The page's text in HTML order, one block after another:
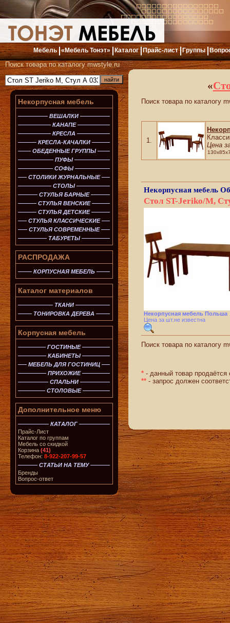
Мебель «Мебель Тонэт» Каталог Прайс-лист Группы
Поиск товара по каталогу mwstyle.ru
Некорпусная мебель
ВЕШАЛКИ
КАНАПЕ
КРЕСЛА
КРЕСЛА-КАЧАЛКИ
ОБЕДЕННЫЕ ГРУППЫ
ПУФЫ
СОФЫ
СТОЛИКИ ЖУРНАЛЬНЫЕ
СТОЛЫ
СТУЛЬЯ БАРНЫЕ
СТУЛЬЯ ВЕНСКИЕ
СТУЛЬЯ ДЕТСКИЕ
СТУЛЬЯ КЛАССИЧЕСКИЕ
СТУЛЬЯ СОВРЕМЕННЫЕ
ТАБУРЕТЫ
РАСПРОДАЖА
КОРПУСНАЯ МЕБЕЛЬ
Каталог материалов
ТКАНИ
ТОНИРОВКА ДЕРЕВА
Корпусная мебель
ГОСТИНЫЕ
КАБИНЕТЫ
МЕБЕЛЬ ДЛЯ ГОСТИНИЦ
ПРИХОЖИЕ
СПАЛЬНИ
СТОЛОВЫЕ
Дополнительное меню
КАТАЛОГ
Прайс-Лист
Каталог по группам
Мебель со скидкой
Корзина (41)
Телефон: 8-922-207-99-57
СТАТЬИ НА ТЕМУ
Бренды
Вопрос-ответ
«
Поиск товара по каталогу
1.
Цена
Некорпусная мебель
Стол ST-Jeriko/M,
Некорпусная мебель Польша
Цена за шт.не известна
Поиск товара по каталогу
* - данный товар продаётся
** - запрос должен